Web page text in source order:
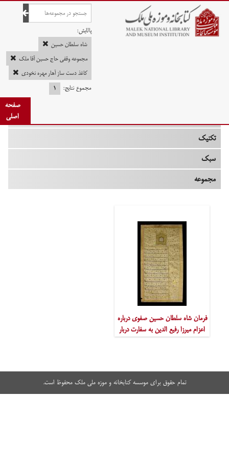
صفحه اصلی
پالایش:
شاه سلطان حسین
مجموعه وقفی حاج حسین آقا ملک
کاغذ دست ساز آهار مهره نخودی
مجموع نتایج:
۱
صفحه
اصلی
تکنیک
سبک
مجموعه
فرمان شاه سلطان حسین صفوی درباره
اعزام میرزا رفیع الدین به سفارت دربار
هند 1125ق.
تمام حقوق برای موسسه کتابخانه و موزه ملی ملک محفوظ است.